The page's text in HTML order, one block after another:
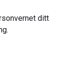
ditt